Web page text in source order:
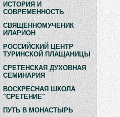
ИСТОРИЯ И
СОВРЕМЕННОСТЬ
СВЯЩЕННОМУЧЕНИК
ИЛАРИОН
РОССИЙСКИЙ ЦЕНТР
ТУРИНСКОЙ ПЛАЩАНИЦЫ
СРЕТЕНСКАЯ ДУХОВНАЯ
СЕМИНАРИЯ
ВОСКРЕСНАЯ ШКОЛА
"СРЕТЕНИЕ"
ПУТЬ В МОНАСТЫРЬ